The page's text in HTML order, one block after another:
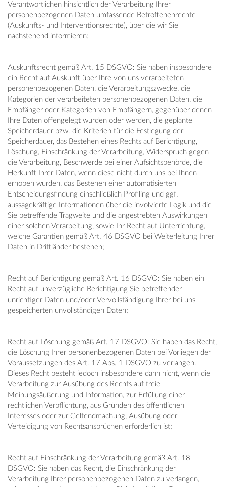
Verantwortlichen hinsichtlich der Verarbeitung Ihrer
personenbezogenen Daten umfassende Betroffenenrechte
(Auskunfts- und Interventionsrechte), über die wir Sie
nachstehend informieren:
Auskunftsrecht gemäß Art. 15 DSGVO: Sie haben insbesondere
ein Recht auf Auskunft über Ihre von uns verarbeiteten
personenbezogenen Daten, die Verarbeitungszwecke, die
Kategorien der verarbeiteten personenbezogenen Daten, die
Empfänger oder Kategorien von Empfängern, gegenüber denen
Ihre Daten offengelegt wurden oder werden, die geplante
Speicherdauer bzw. die Kriterien für die Festlegung der
Speicherdauer, das Bestehen eines Rechts auf Berichtigung,
Löschung, Einschränkung der Verarbeitung, Widerspruch gegen
die Verarbeitung, Beschwerde bei einer Aufsichtsbehörde, die
Herkunft Ihrer Daten, wenn diese nicht durch uns bei Ihnen
erhoben wurden, das Bestehen einer automatisierten
Entscheidungsfindung einschließlich Profiling und ggf.
aussagekräftige Informationen über die involvierte Logik und die
Sie betreffende Tragweite und die angestrebten Auswirkungen
einer solchen Verarbeitung, sowie Ihr Recht auf Unterrichtung,
welche Garantien gemäß Art. 46 DSGVO bei Weiterleitung Ihrer
Daten in Drittländer bestehen;
Recht auf Berichtigung gemäß Art. 16 DSGVO: Sie haben ein
Recht auf unverzügliche Berichtigung Sie betreffender
unrichtiger Daten und/oder Vervollständigung Ihrer bei uns
gespeicherten unvollständigen Daten;
Recht auf Löschung gemäß Art. 17 DSGVO: Sie haben das Recht,
die Löschung Ihrer personenbezogenen Daten bei Vorliegen der
Voraussetzungen des Art. 17 Abs. 1 DSGVO zu verlangen.
Dieses Recht besteht jedoch insbesondere dann nicht, wenn die
Verarbeitung zur Ausübung des Rechts auf freie
Meinungsäußerung und Information, zur Erfüllung einer
rechtlichen Verpflichtung, aus Gründen des öffentlichen
Interesses oder zur Geltendmachung, Ausübung oder
Verteidigung von Rechtsansprüchen erforderlich ist;
Recht auf Einschränkung der Verarbeitung gemäß Art. 18
DSGVO: Sie haben das Recht, die Einschränkung der
Verarbeitung Ihrer personenbezogenen Daten zu verlangen,